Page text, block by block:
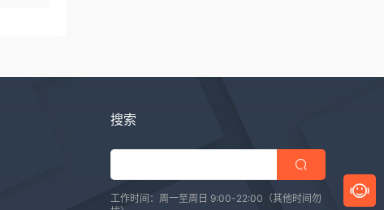
搜索
工作时间：周一至周日 9:00-22:00（其他时间勿